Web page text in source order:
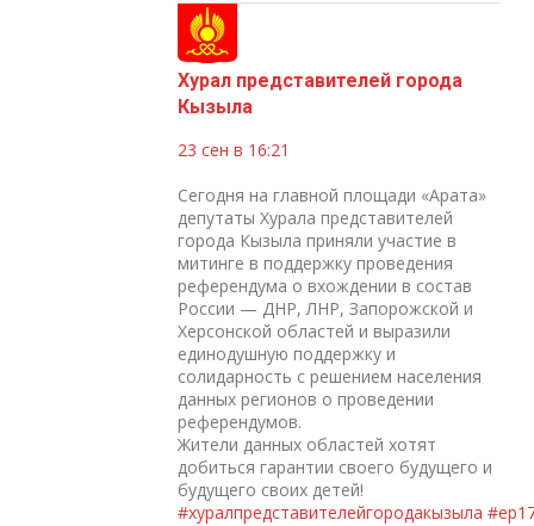
Хурал представителей города
Кызыла
23 сен в 16:21
Сегодня на главной площади «Арата»
депутаты Хурала представителей
города Кызыла приняли участие в
митинге в поддержку проведения
референдума о вхождении в состав
России — ДНР, ЛНР, Запорожской и
Херсонской областей и выразили
единодушную поддержку и
солидарность с решением населения
данных регионов о проведении
референдумов.
Жители данных областей хотят
добиться гарантии своего будущего и
будущего своих детей!
#хуралпредставителейгородакызыла